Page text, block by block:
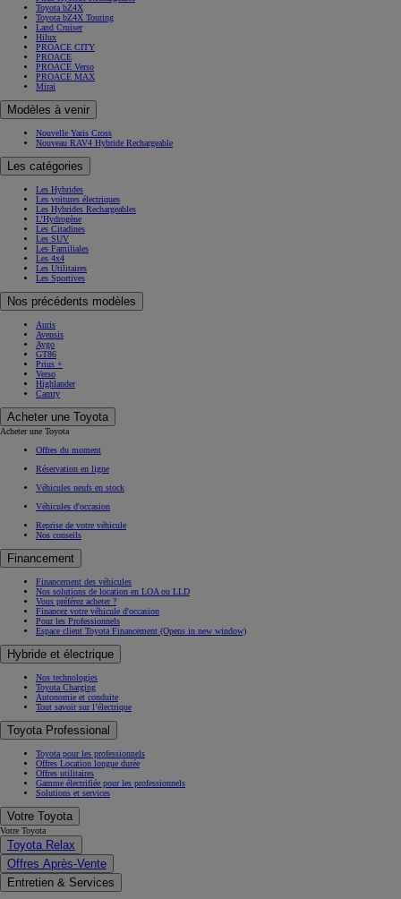
Toyota bZ4X
Toyota bZ4X Touring
Land Cruiser
Hilux
PROACE CITY
PROACE
PROACE Verso
PROACE MAX
Mirai
Modèles à venir
Nouvelle Yaris Cross
Nouveau RAV4 Hybride Rechargeable
Les catégories
Les Hybrides
Les voitures électriques
Les Hybrides Rechargeables
L'Hydrogène
Les Citadines
Les SUV
Les Familiales
Les 4x4
Les Utilitaires
Les Sportives
Nos précédents modèles
Auris
Avensis
Aygo
GT86
Prius +
Verso
Highlander
Camry
Acheter une Toyota
Acheter une Toyota
Offres du moment
Réservation en ligne
Véhicules neufs en stock
Véhicules d'occasion
Reprise de votre véhicule
Nos conseils
Financement
Financement des véhicules
Nos solutions de location en LOA ou LLD
Vous préférez acheter ?
Financez votre véhicule d'occasion
Pour les Professionnels
Espace client Toyota Financement (Opens in new window)
Hybride et électrique
Nos technologies
Toyota Charging
Autonomie et conduite
Tout savoir sur l’électrique
Toyota Professional
Toyota pour les professionnels
Offres Location longue durée
Offres utilitaires
Gamme électrifiée pour les professionnels
Solutions et services
Votre Toyota
Votre Toyota
Toyota Relax
Offres Après-Vente
Entretien & Services